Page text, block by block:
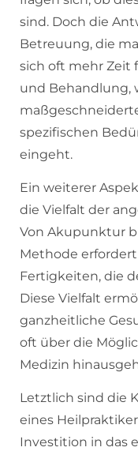
sind. Doch die
Betreuung, die
sich oft mehr Zeit
und Behandlung,
spezifischen
eingeht.
Ein weiterer
die Vielfalt der
Von Akupunktur
Methode
Fertigkeiten, die
Diese Vielfalt
ganzheitliche
oft über die
Medizin
Letztlich sind die
eines
Investition in das